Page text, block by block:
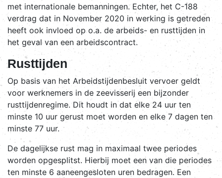
met internationale bemanningen. Echter, het C-188
verdrag dat in November 2020 in werking is getreden
heeft ook invloed op o.a. de arbeids- en rusttijden in
het geval van een arbeidscontract.
Rusttijden
Op basis van het Arbeidstijdenbesluit vervoer geldt
voor werknemers in de zeevisserij een bijzonder
rusttijdenregime. Dit houdt in dat elke 24 uur ten
minste 10 uur gerust moet worden en elke 7 dagen ten
minste 77 uur.
De dagelijkse rust mag in maximaal twee periodes
worden opgesplitst. Hierbij moet een van die periodes
ten minste 6 aaneengesloten uren bedragen. Een